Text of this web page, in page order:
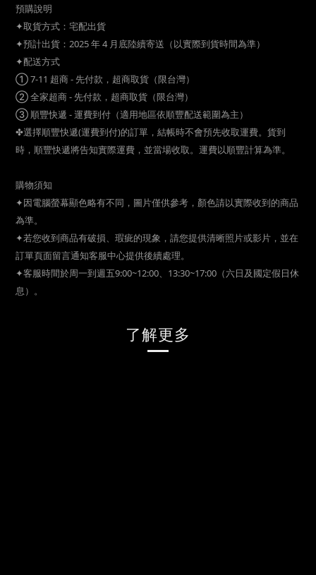
預購說明
✦取貨方式：宅配出貨
✦預計出貨：2025 年 4 月底陸續寄送（以實際到貨時間為準）
✦配送方式
① 7-11 超商 - 先付款，超商取貨（限台灣）
② 全家超商 - 先付款，超商取貨（限台灣）
③ 順豐快遞 - 運費到付（適用地區依順豐配送範圍為主）
✤選擇順豐快遞(運費到付)的訂單，結帳時不會預先收取運費。貨到
時，順豐快遞將告知實際運費，並當場收取。運費以順豐計算為準。
購物須知
✦因電腦螢幕顯色略有不同，圖片僅供參考，顏色請以實際收到的商品
為準。
✦若您收到商品有破損、瑕疵的現象，請您提供清晰照片或影片，並在
訂單頁面留言通知客服中心提供後續處理。
✦客服時間於周一到週五9:00~12:00、13:30~17:00（六日及國定假日休
息）。
了解更多